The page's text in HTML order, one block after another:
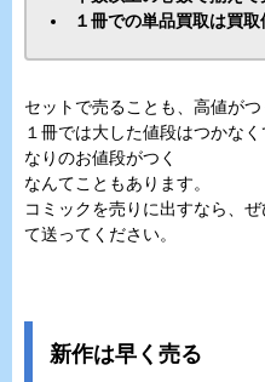
１冊での単品買取は買
セットで売ることも、高値がつ
１冊では大した値段はつかな
なりのお値段がつく
なんてこともあります。
コミックを売りに出すなら、
て送ってください。
新作は早く売る